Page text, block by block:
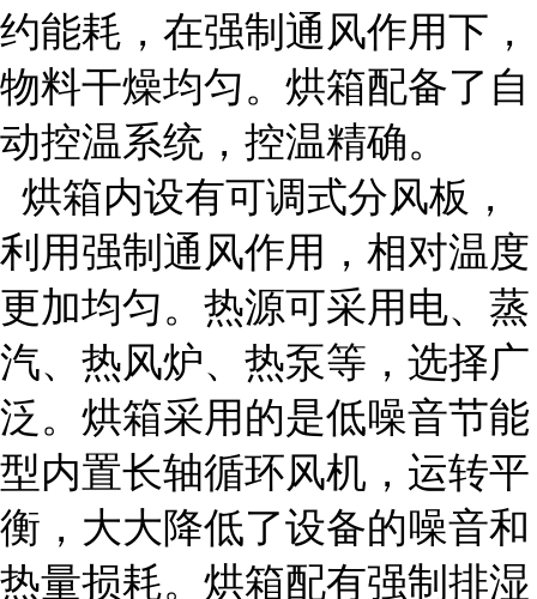
约能耗，在强制通风作用下，
物料干燥均匀。烘箱配备了自
动控温系统，控温精确。
烘箱内设有可调式分风板，
利用强制通风作用，相对温度
更加均匀。热源可采用电、蒸
汽、热风炉、热泵等，选择广
泛。烘箱采用的是低噪音节能
型内置长轴循环风机，运转平
衡，大大降低了设备的噪音和
热量损耗。烘箱配有强制排湿